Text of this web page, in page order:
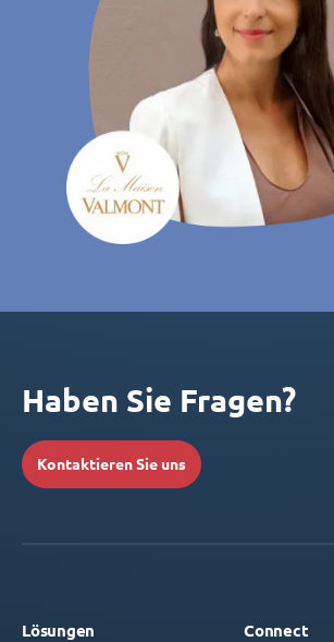
Haben Sie Fragen?
Kontaktieren Sie uns
Lösungen Connect